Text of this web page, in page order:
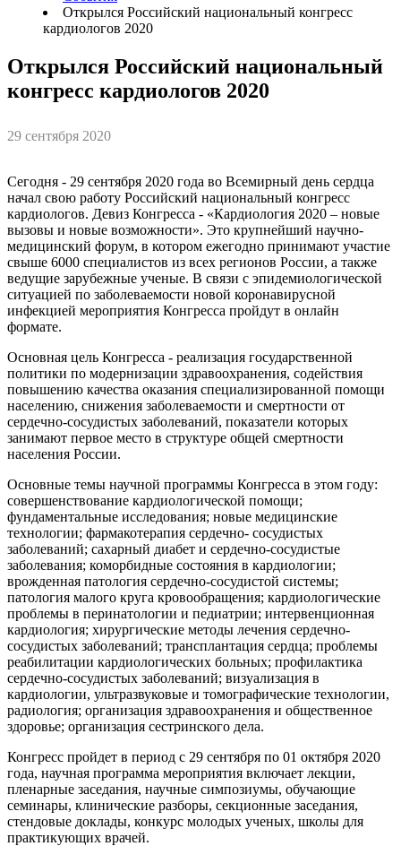
Открылся Российский национальный конгресс
кардиологов 2020
Открылся Российский национальный
конгресс кардиологов 2020
29 сентября 2020
Сегодня - 29 сентября 2020 года во Всемирный день сердца
начал свою работу Российский национальный конгресс
кардиологов. Девиз Конгресса - «Кардиология 2020 – новые
вызовы и новые возможности». Это крупнейший научно-
медицинский форум, в котором ежегодно принимают участие
свыше 6000 специалистов из всех регионов России, а также
ведущие зарубежные ученые. В связи с эпидемиологической
ситуацией по заболеваемости новой коронавирусной
инфекцией мероприятия Конгресса пройдут в онлайн
формате.
Основная цель Конгресса - реализация государственной
политики по модернизации здравоохранения, содействия
повышению качества оказания специализированной помощи
населению, снижения заболеваемости и смертности от
сердечно-сосудистых заболеваний, показатели которых
занимают первое место в структуре общей смертности
населения России.
Основные темы научной программы Конгресса в этом году:
совершенствование кардиологической помощи;
фундаментальные исследования; новые медицинские
технологии; фармакотерапия сердечно- сосудистых
заболеваний; сахарный диабет и сердечно-сосудистые
заболевания; коморбидные состояния в кардиологии;
врожденная патология сердечно-сосудистой системы;
патология малого круга кровообращения; кардиологические
проблемы в перинатологии и педиатрии; интервенционная
кардиология; хирургические методы лечения сердечно-
сосудистых заболеваний; трансплантация сердца; проблемы
реабилитации кардиологических больных; профилактика
сердечно-сосудистых заболеваний; визуализация в
кардиологии, ультразвуковые и томографические технологии,
радиология; организация здравоохранения и общественное
здоровье; организация сестринского дела.
Конгресс пройдет в период с 29 сентября по 01 октября 2020
года, научная программа мероприятия включает лекции,
пленарные заседания, научные симпозиумы, обучающие
семинары, клинические разборы, секционные заседания,
стендовые доклады, конкурс молодых ученых, школы для
практикующих врачей.